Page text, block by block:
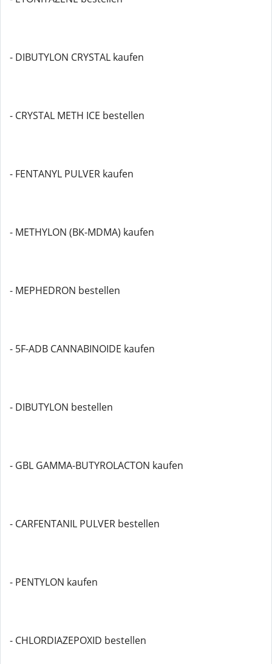
- DIBUTYLON CRYSTAL kaufen
- CRYSTAL METH ICE bestellen
- FENTANYL PULVER kaufen
- METHYLON (BK-MDMA) kaufen
- MEPHEDRON bestellen
- 5F-ADB CANNABINOIDE kaufen
- DIBUTYLON bestellen
- GBL GAMMA-BUTYROLACTON kaufen
- CARFENTANIL PULVER bestellen
- PENTYLON kaufen
- CHLORDIAZEPOXID bestellen